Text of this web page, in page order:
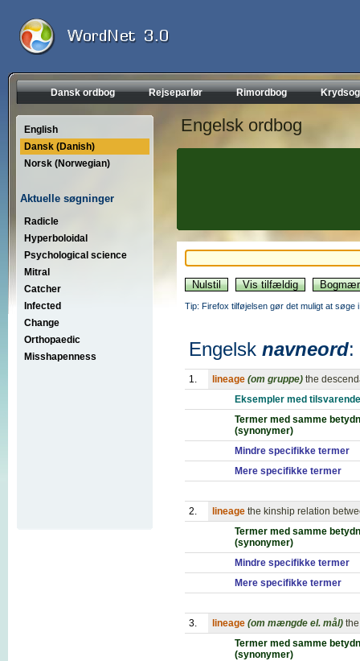
Dansk ordbog Rejseparlør Rimordbog
English
Dansk (Danish)
Norsk (Norwegian)
Aktuelle søgninger
Radicle
Hyperboloidal
Psychological science
Mitral
Catcher
Infected
Change
Orthopaedic
Misshapenness
Engelsk ordbog
Tip: Firefox tilføjelsen gør det muligt at søge
Engelsk navneord:
1. lineage (om gruppe) the
Eksempler med
Termer med samme
(synonymer)
Mindre specifikke termer
Mere specifikke termer
2. lineage the kinship relation
Termer med samme
(synonymer)
Mindre specifikke termer
Mere specifikke termer
3. lineage (om mængde el. mål)
Termer med samme
(synonymer)